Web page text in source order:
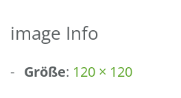
image Info
Größe: 120 × 120